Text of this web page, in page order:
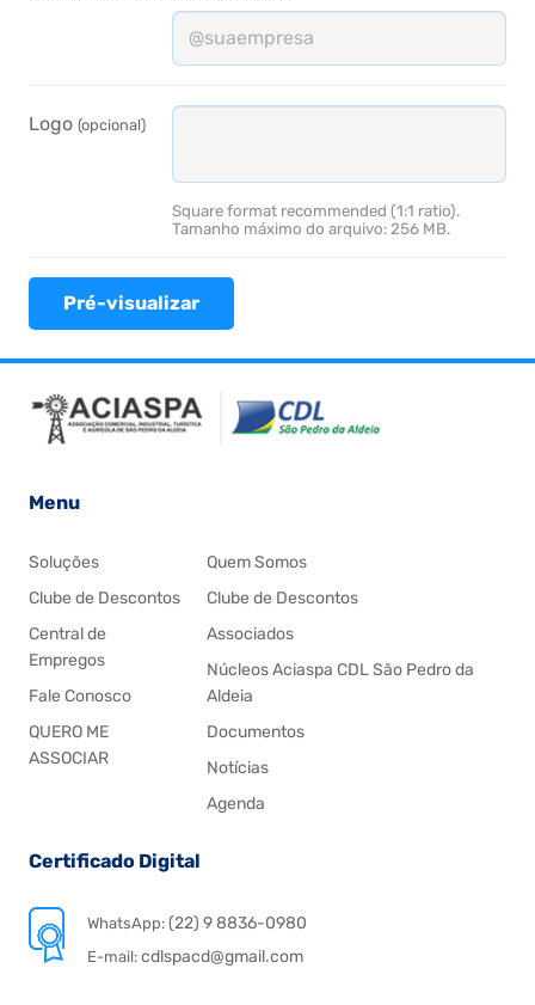
Logo (opcional)
Square format recommended (1:1 ratio).
Tamanho máximo do arquivo: 256 MB.
Menu
Soluções
Clube de Descontos
Central de
Empregos
Fale Conosco
QUERO ME
ASSOCIAR
Quem Somos
Clube de Descontos
Associados
Núcleos Aciaspa CDL São Pedro da
Aldeia
Documentos
Notícias
Agenda
Certificado Digital
WhatsApp:(22) 9 8836-0980
E-mail: cdlspacd@gmail.com